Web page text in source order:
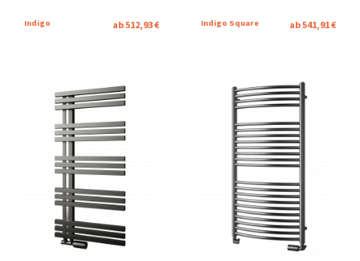
Indigo ab 512,93 € Indigo Square ab 541,91 €